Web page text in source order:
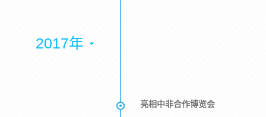
2017年
亮相中非合作博览会